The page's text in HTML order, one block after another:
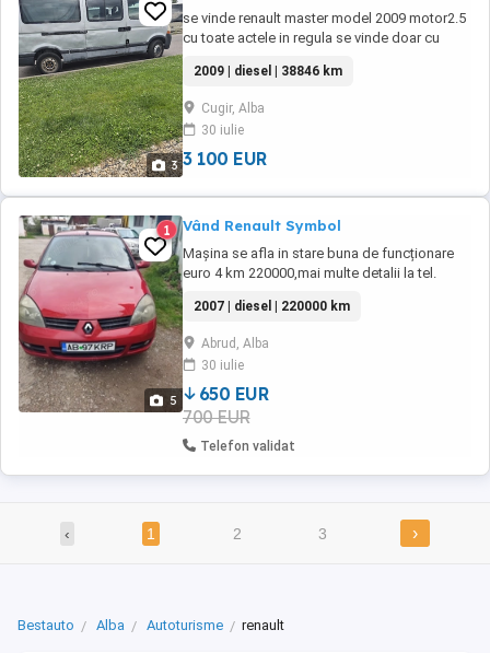
3
se vinde renault master model 2009 motor2.5
cu toate actele in regula se vinde doar cu
2009 | diesel | 38846 km
Cugir, Alba
30 iulie
3 100 EUR
5
1 Vând Renault Symbol
Mașina se afla in stare buna de funcționare
euro 4 km 220000,mai multe detalii la tel.
2007 | diesel | 220000 km
Abrud, Alba
30 iulie
650 EUR
700 EUR
Telefon validat
‹ 1 2 3 ›
Bestauto Alba Autoturisme renault